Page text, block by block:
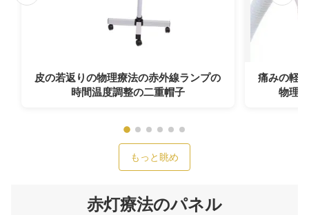
皮の若返りの物理療法の赤外線ランプの
時間温度調整の二重帽子
痛みの軽
物理
もっと眺め
赤灯療法のパネル